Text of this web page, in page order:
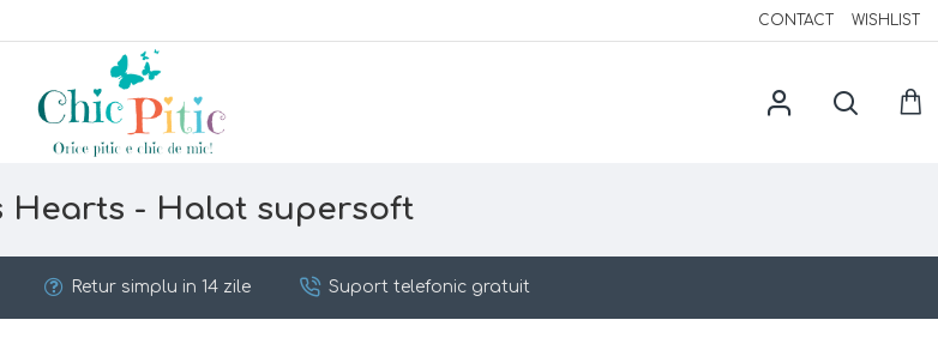
CONTACT WISHLIST
Hearts - Halat supersoft
Retur simplu in 14 zile Suport telefonic gratuit